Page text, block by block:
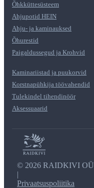
Õhkküttesüsteem
Ahjupotid HEIN
Ahju- ja kaminauksed
Õhurestid
Paigaldussegud ja Krohvid
Kaminariistad ja puukorvid
Korstnapühkija töövahendid
Tulekindel tihendinöör
Aksessuaarid
© 2026 RAIDKIVI OÜ
|
Privaatsuspoliitika